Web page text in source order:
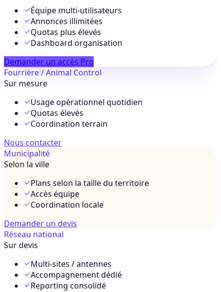
Équipe multi-utilisateurs
Annonces illimitées
Quotas plus élevés
Dashboard organisation
Demander un accès Pro
Fourrière / Animal Control
Sur mesure
Usage opérationnel quotidien
Quotas élevés
Coordination terrain
Nous contacter
Municipalité
Selon la ville
Plans selon la taille du territoire
Accès équipe
Coordination locale
Demander un devis
Réseau national
Sur devis
Multi-sites / antennes
Accompagnement dédié
Reporting consolidé